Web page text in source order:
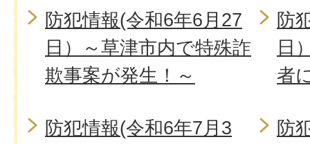
防犯情報(令和6年6月27
日）～草津市内で特殊詐
欺事案が発生！～
防
日
者
防犯情報(令和6年7月3
防